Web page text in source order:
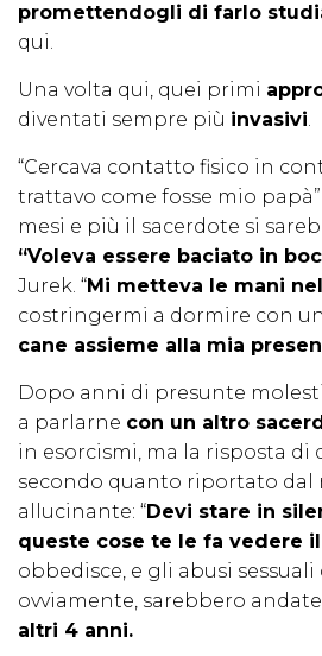
promettendogli di farlo
qui.
Una volta qui, quei primi
diventati sempre più invasivi.
“Cercava contatto fisico in
trattavo come fosse mio
mesi e più il sacerdote si
“Voleva essere baciato in
Jurek. “Mi metteva le mani
costringermi a dormire con
cane assieme alla mia
Dopo anni di presunte
a parlarne con un altro
in esorcismi, ma la risposta di
secondo quanto riportato dal
allucinante: “Devi stare in
queste cose te le fa vedere
obbedisce, e gli abusi
ovviamente, sarebbero
altri 4 anni.